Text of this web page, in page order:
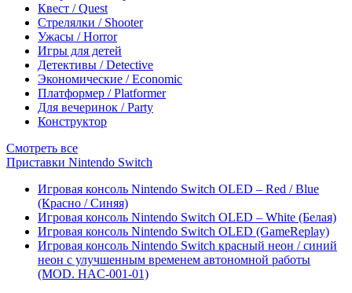
Квест / Quest
Стрелялки / Shooter
Ужасы / Horror
Игры для детей
Детективы / Detective
Экономические / Economic
Платформер / Platformer
Для вечеринок / Party
Конструктор
Смотреть все
Приставки Nintendo Switch
Игровая консоль Nintendo Switch OLED – Red / Blue
(Красно / Синяя)
Игровая консоль Nintendo Switch OLED – White (Белая)
Игровая консоль Nintendo Switch OLED (GameReplay)
Игровая консоль Nintendo Switch красный неон / синий
неон с улучшенным временем автономной работы
(MOD. HAC-001-01)